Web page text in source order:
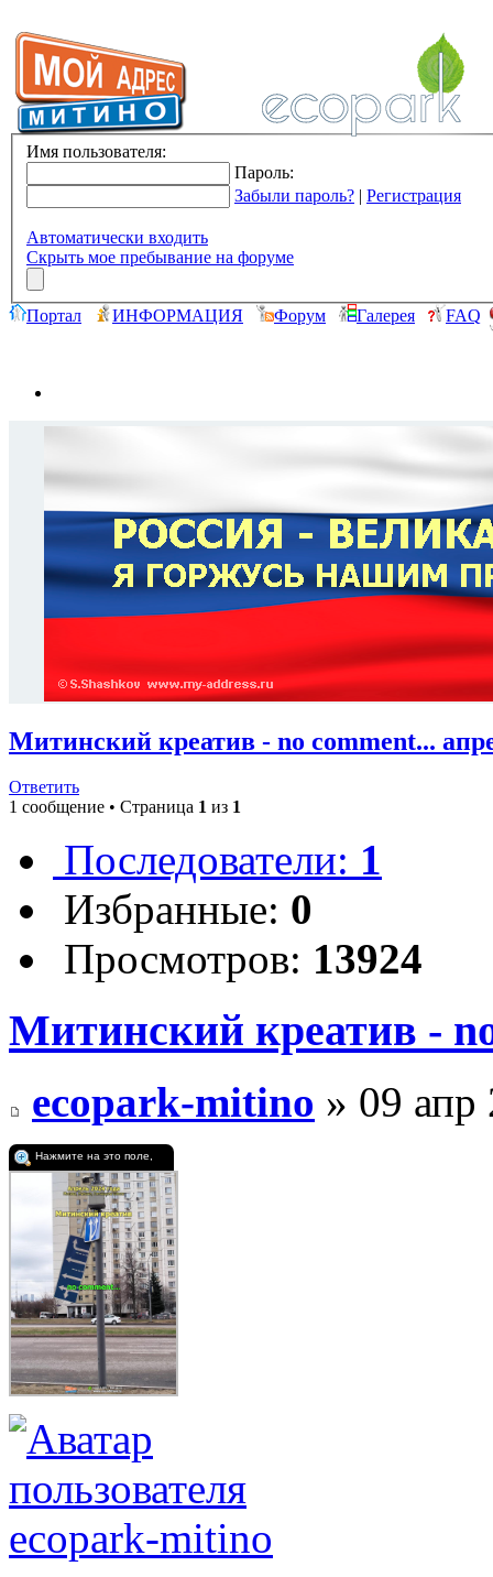
Имя пользователя:
Пароль:
Забыли пароль? | Регистрация
Автоматически входить
Скрыть мое пребывание на форуме
Портал ИНФОРМАЦИЯ Форум Галерея FAQ
Митинский креатив - no comment...
Ответить
1 сообщение • Страница 1 из 1
Последователи: 1
Избранные: 0
Просмотров: 13924
Митинский креатив -
ecopark-mitino » 09 апр
Нажмите на это поле,
чтобы увидеть полное
изображение.
ecopark-mitino